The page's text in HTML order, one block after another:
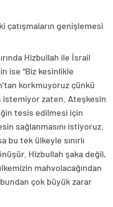
çatışmaların genişlemesi
Hizbullah ile İsrail
ise “Biz kesinlikle
korkmuyoruz çünkü
istemiyor zaten. Ateşkesin
tesis edilmesi için
sağlanmasını istiyoruz.
bu tek ülkeyle sınırlı
Hizbullah şaka değil,
mahvolacağından
çok büyük zarar